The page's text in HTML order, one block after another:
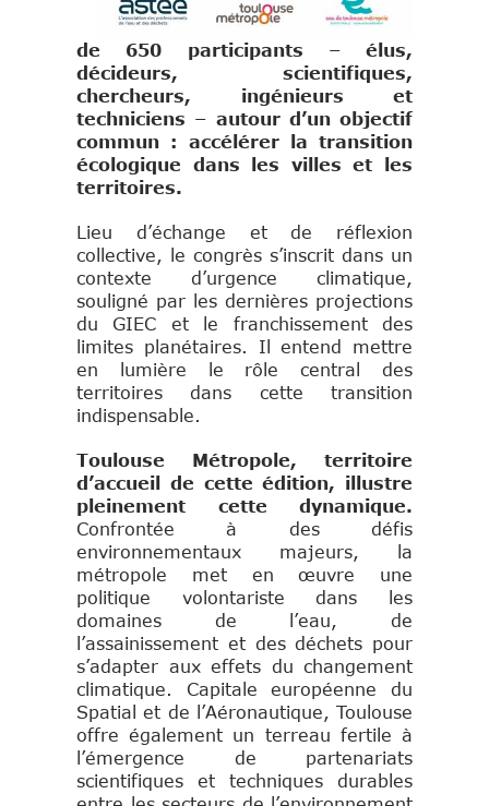
de 650 participants – élus,
décideurs, scientifiques,
chercheurs, ingénieurs et
techniciens – autour d’un objectif
commun : accélérer la transition
écologique dans les villes et les
territoires.
Lieu d’échange et de réflexion
collective, le congrès s’inscrit dans un
contexte d’urgence climatique,
souligné par les dernières projections
du GIEC et le franchissement des
limites planétaires. Il entend mettre
en lumière le rôle central des
territoires dans cette transition
indispensable.
Toulouse Métropole, territoire
d’accueil de cette édition, illustre
pleinement cette dynamique.
Confrontée à des défis
environnementaux majeurs, la
métropole met en œuvre une
politique volontariste dans les
domaines de l’eau, de
l’assainissement et des déchets pour
s’adapter aux effets du changement
climatique. Capitale européenne du
Spatial et de l’Aéronautique, Toulouse
offre également un terreau fertile à
l’émergence de partenariats
scientifiques et techniques durables